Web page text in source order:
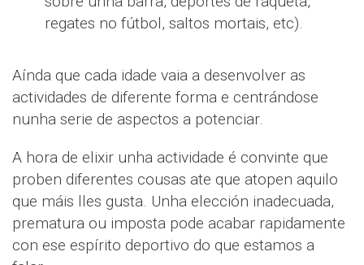
regates no fútbol, saltos mortais, etc).
Aínda que cada idade vaia a desenvolver as
actividades de diferente forma e centrándose
nunha serie de aspectos a potenciar.
A hora de elixir unha actividade é convinte que
proben diferentes cousas ate que atopen aquilo
que máis lles gusta. Unha elección inadecuada,
prematura ou imposta pode acabar rapidamente
con ese espírito deportivo do que estamos a